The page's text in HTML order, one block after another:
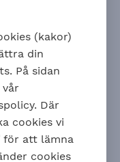
1, och dessutom
med övrig ITP,
premier omfattas
utöver
överens om att
(kakor)
din
På sidan
Där
cookies vi
för att lämna
cookies